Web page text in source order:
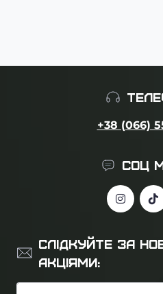
+38 (066)
СОЦ
СЛІДКУЙТЕ ЗА
АКЦІЯМИ: